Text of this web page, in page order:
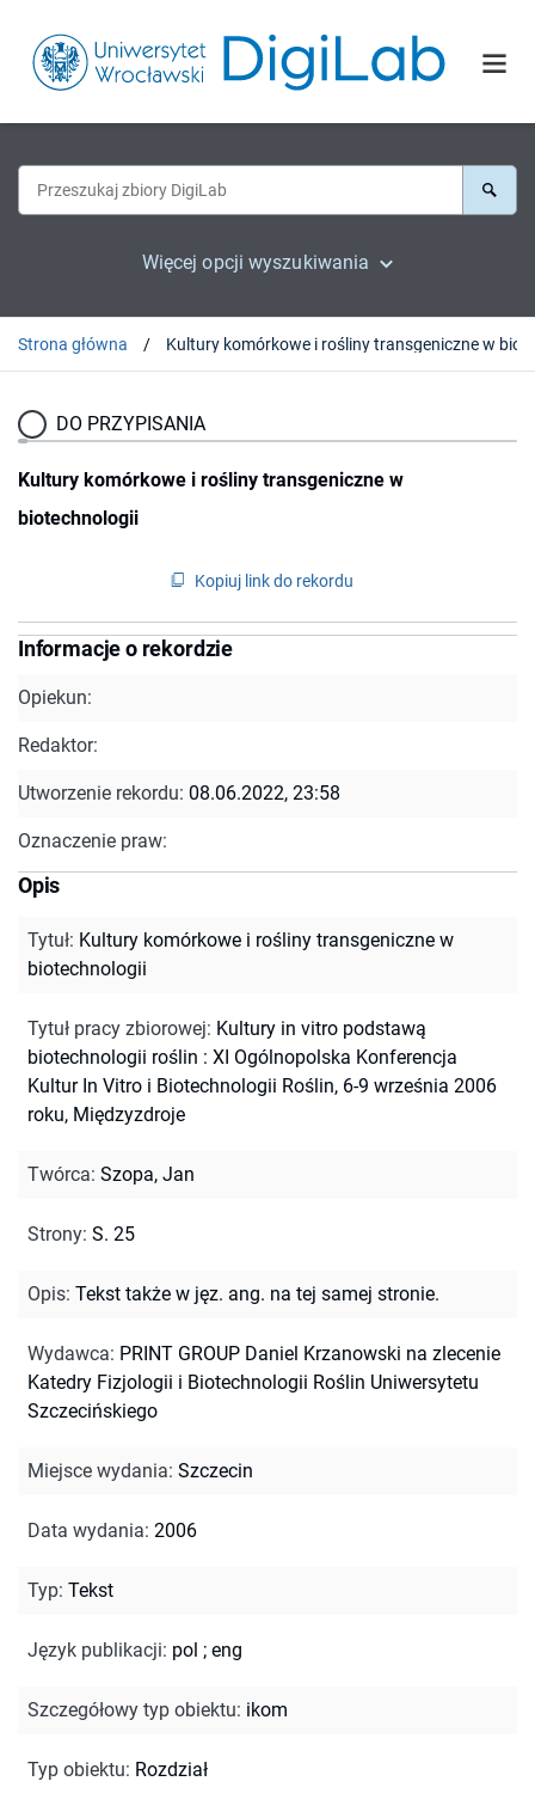
Więcej opcji wyszukiwania
Strona główna
DO PRZYPISANIA
Kultury komórkowe i rośliny transgeniczne w
biotechnologii
Kopiuj link do rekordu
Informacje o rekordzie
Opiekun:
Redaktor:
Utworzenie rekordu: 08.06.2022, 23:58
Oznaczenie praw:
Opis
Tytuł: Kultury komórkowe i rośliny transgeniczne w
biotechnologii
Tytuł pracy zbiorowej: Kultury in vitro podstawą
biotechnologii roślin : XI Ogólnopolska Konferencja
Kultur In Vitro i Biotechnologii Roślin, 6-9 września 2006
roku, Międzyzdroje
Twórca: Szopa, Jan
Strony: S. 25
Opis: Tekst także w jęz. ang. na tej samej stronie.
Wydawca: PRINT GROUP Daniel Krzanowski na zlecenie
Katedry Fizjologii i Biotechnologii Roślin Uniwersytetu
Szczecińskiego
Miejsce wydania: Szczecin
Data wydania: 2006
Typ: Tekst
Język publikacji: pol ; eng
Szczegółowy typ obiektu: ikom
Typ obiektu: Rozdział